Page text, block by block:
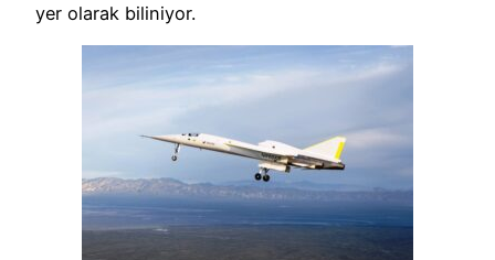
yer olarak biliniyor.